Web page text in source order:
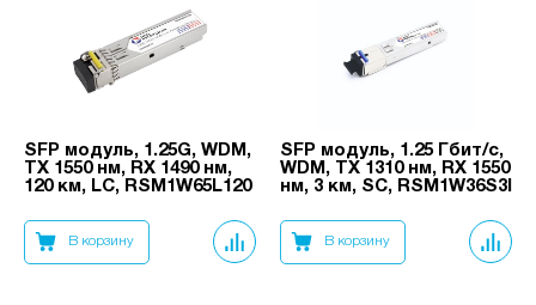
SFP модуль, 1.25G, WDM,
TX 1550 нм, RX 1490 нм,
120 км, LC, RSM1W65L120
В корзину
SFP модуль, 1.25 Гбит/с,
WDM, TX 1310 нм, RX 1550
нм, 3 км, SC, RSM1W36S3I
В корзину